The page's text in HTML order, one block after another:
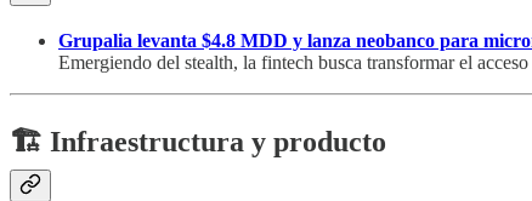
Grupalia levanta $4.8 MDD y lanza neobanco para
Emergiendo del stealth, la fintech busca transformar el
🏗️ Infraestructura y producto